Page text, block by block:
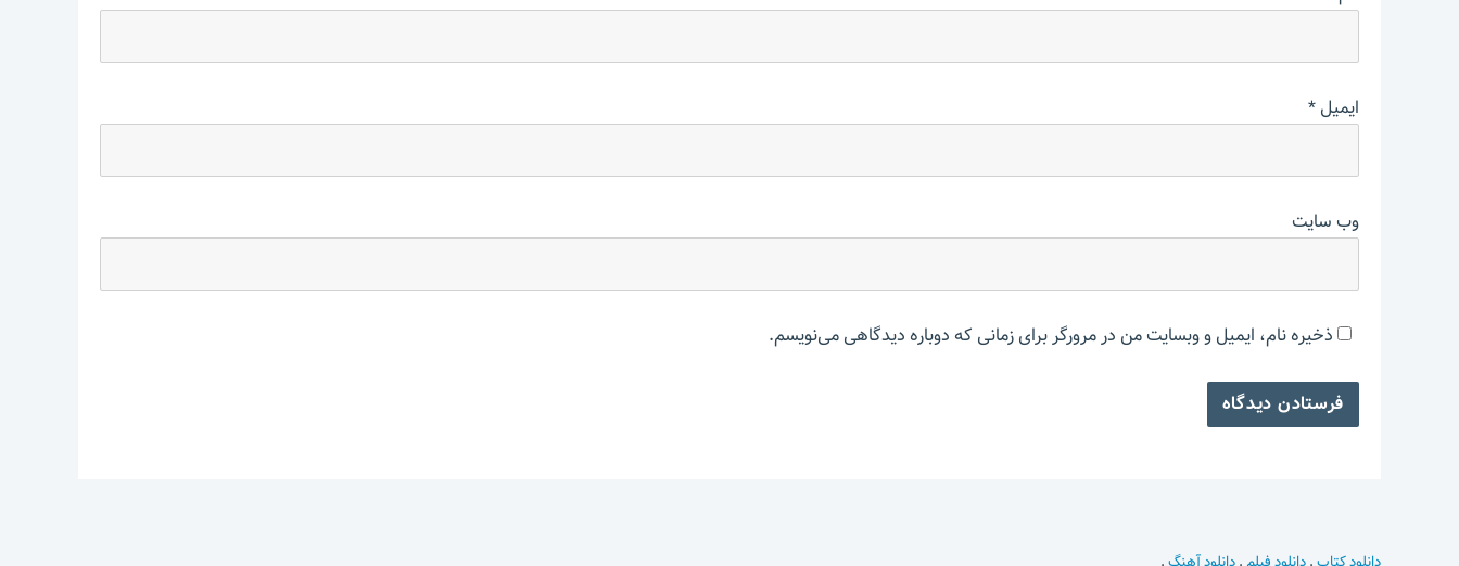
ایمیل*
وب‌ سایت
ذخیره نام، ایمیل و وبسایت من در مرورگر برای زمانی که دوباره دیدگاهی می‌نویسم.
دانلود کتاب.دانلود فیلم .دانلود آهنگ.